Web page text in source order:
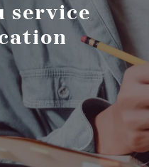
service